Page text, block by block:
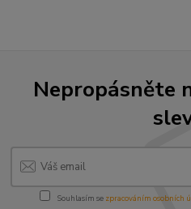
Nepropásněte
Souhlasím se zpracováním osobních